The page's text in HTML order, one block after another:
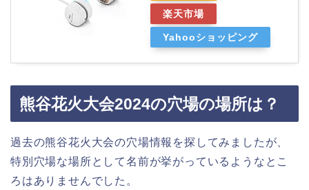
楽天市場
Yahooショッピング
熊谷花火大会2024の穴場の場所は？
過去の熊谷花火大会の穴場情報を探してみましたが、
特別穴場な場所として名前が挙がっているようなとこ
ろはありませんでした。